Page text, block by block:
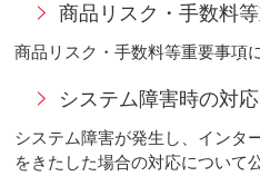
商品リスク・手数料
商品リスク・手数料等重要事項
システム障害時の対応
システム障害が発生し、インタ
をきたした場合の対応について